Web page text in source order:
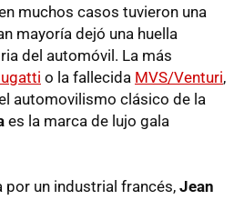
muchos casos tuvieron una
mayoría dejó una huella
del automóvil. La más
o la fallecida MVS/Venturi,
automovilismo clásico de la
es la marca de lujo gala
por un industrial francés, Jean